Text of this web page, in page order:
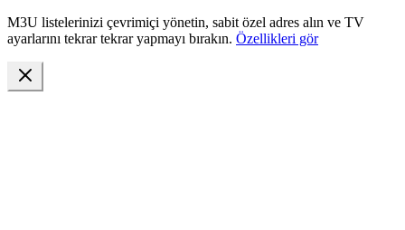
M3U listelerinizi çevrimiçi yönetin, sabit özel adres alın ve TV
ayarlarını tekrar tekrar yapmayı bırakın. Özellikleri gör